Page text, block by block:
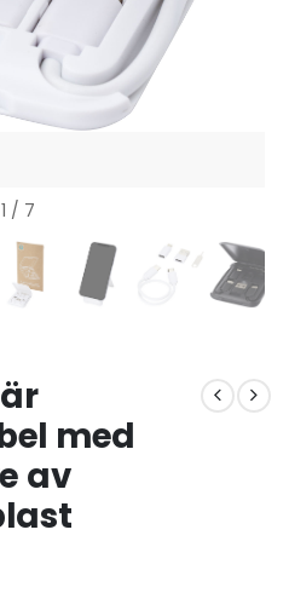
1 / 7
med
av